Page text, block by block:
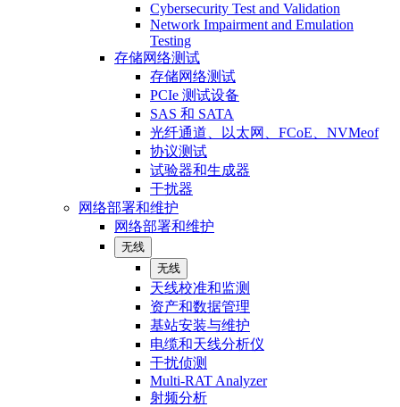
Cybersecurity Test and Validation
Network Impairment and Emulation
Testing
存储网络测试
存储网络测试
PCIe 测试设备
SAS 和 SATA
光纤通道、以太网、FCoE、NVMeof
协议测试
试验器和生成器
干扰器
网络部署和维护
网络部署和维护
无线
无线
天线校准和监测
资产和数据管理
基站安装与维护
电缆和天线分析仪
干扰侦测
Multi-RAT Analyzer
射频分析